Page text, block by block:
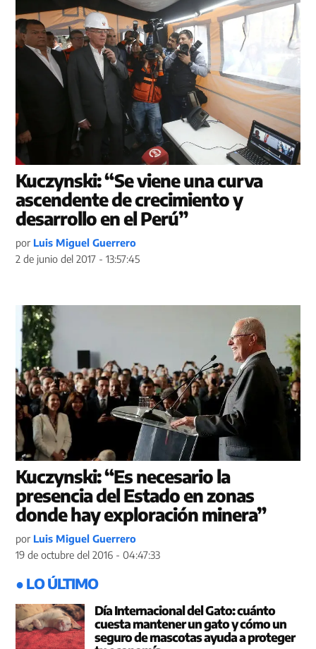
Kuczynski: “Se viene una curva
ascendente de crecimiento y
desarrollo en el Perú”
por Luis Miguel Guerrero
2 de junio del 2017 - 13:57:45
Kuczynski: “Es necesario la
presencia del Estado en zonas
donde hay exploración minera”
por Luis Miguel Guerrero
19 de octubre del 2016 - 04:47:33
● LO ÚLTIMO
Día Internacional del Gato: cuánto
cuesta mantener un gato y cómo un
seguro de mascotas ayuda a proteger